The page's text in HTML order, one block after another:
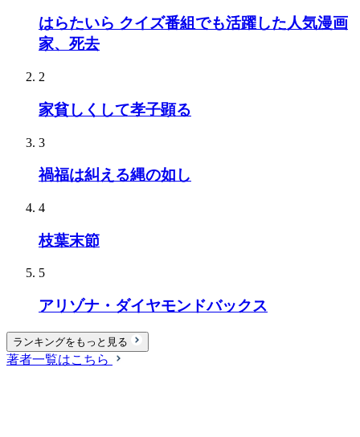
はらたいら クイズ番組でも活躍した人気漫画
家、死去
2
家貧しくして孝子顕る
3
禍福は糾える縄の如し
4
枝葉末節
5
アリゾナ・ダイヤモンドバックス
ランキングをもっと見る
著者一覧はこちら